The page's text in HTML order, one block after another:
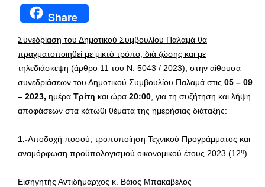
Share
Συνεδρίαση του Δημοτικού Συμβουλίου Παλαμά θα
πραγματοποιηθεί με μικτό τρόπο, διά ζώσης και με
τηλεδιάσκεψη (άρθρο 11 του Ν. 5043 / 2023), στην αίθουσα
συνεδριάσεων του Δημοτικού Συμβουλίου Παλαμά στις 05 – 09
– 2023, ημέρα Τρίτη και ώρα 20:00 , για τη συζήτηση και λήψη
αποφάσεων στα κάτωθι θέματα της ημερήσιας διάταξης:
1.-Αποδοχή ποσού, τροποποίηση Τεχνικού Προγράμματος και
αναμόρφωση προϋπολογισμού οικονομικού έτους 2023 (12η).
Εισηγητής Αντιδήμαρχος κ. Βάιος Μπακαβέλος